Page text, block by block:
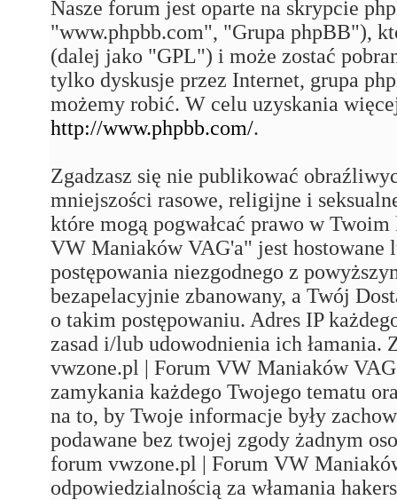
Nasze forum jest oparte na skrypcie
"www.phpbb.com", "Grupa phpBB"),
(dalej jako "GPL") i może zostać
tylko dyskusje przez Internet, grupa
możemy robić. W celu uzyskania
http://www.phpbb.com/.
Zgadzasz się nie publikować
mniejszości rasowe, religijne i
które mogą pogwałcać prawo w
VW Maniaków VAG'a" jest hostowane
postępowania niezgodnego z
bezapelacyjnie zbanowany, a Twój
o takim postępowaniu. Adres IP
zasad i/lub udowodnienia ich
vwzone.pl | Forum VW Maniaków
zamykania każdego Twojego tematu
na to, by Twoje informacje były
podawane bez twojej zgody żadnym
forum vwzone.pl | Forum VW
odpowiedzialnością za włamania